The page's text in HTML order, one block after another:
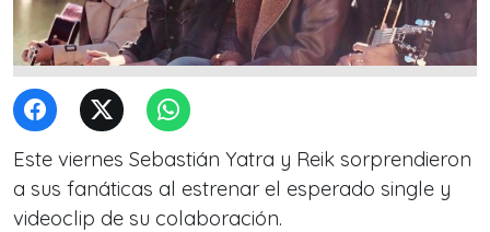
Este viernes Sebastián Yatra y Reik sorprendieron
a sus fanáticas al estrenar el esperado single y
videoclip de su colaboración.